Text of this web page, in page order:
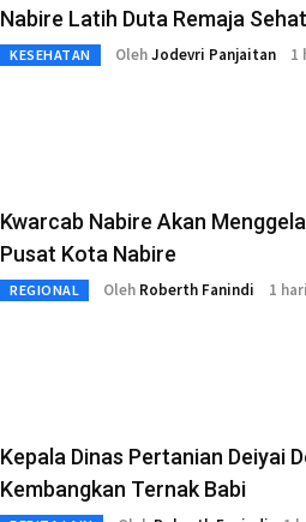
Nabire Latih Duta Remaja Sehat
KESEHATAN OlehJodevri Panjaitan 1
Kwarcab Nabire Akan
Pusat Kota Nabire
REGIONAL Oleh Roberth Fanindi 1
Kepala Dinas Pertanian Deiyai
Kembangkan Ternak Babi